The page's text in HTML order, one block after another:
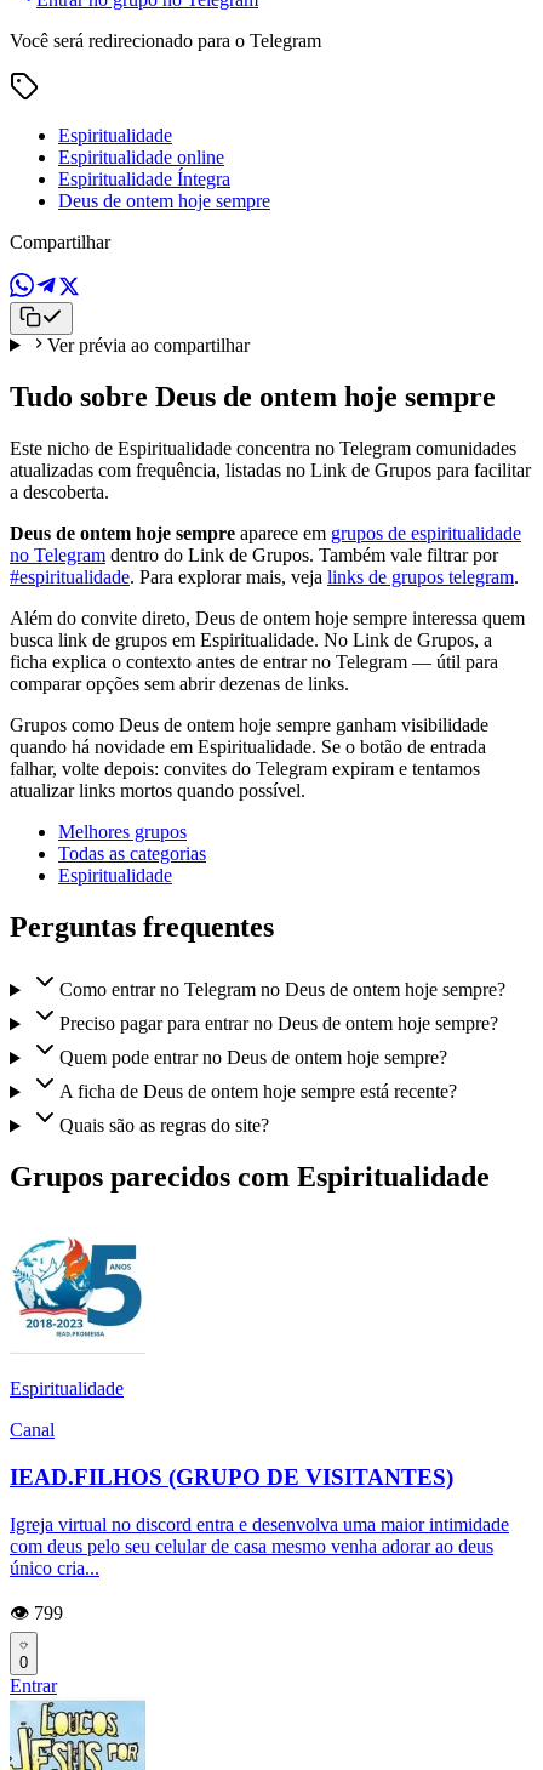
Você será redirecionado para o Telegram
Espiritualidade
Espiritualidade online
Espiritualidade Íntegra
Deus de ontem hoje sempre
Compartilhar
Ver prévia ao compartilhar
Tudo sobre Deus de ontem hoje sempre
Este nicho de Espiritualidade concentra no Telegram comunidades
atualizadas com frequência, listadas no Link de Grupos para facilitar
a descoberta.
Deus de ontem hoje sempre aparece em grupos de espiritualidade
no Telegram dentro do Link de Grupos. Também vale filtrar por
#espiritualidade. Para explorar mais, veja links de grupos telegram.
Além do convite direto, Deus de ontem hoje sempre interessa quem
busca link de grupos em Espiritualidade. No Link de Grupos, a
ficha explica o contexto antes de entrar no Telegram — útil para
comparar opções sem abrir dezenas de links.
Grupos como Deus de ontem hoje sempre ganham visibilidade
quando há novidade em Espiritualidade. Se o botão de entrada
falhar, volte depois: convites do Telegram expiram e tentamos
atualizar links mortos quando possível.
Melhores grupos
Todas as categorias
Espiritualidade
Perguntas frequentes
Como entrar no Telegram no Deus de ontem hoje sempre?
Preciso pagar para entrar no Deus de ontem hoje sempre?
Quem pode entrar no Deus de ontem hoje sempre?
A ficha de Deus de ontem hoje sempre está recente?
Quais são as regras do site?
Grupos parecidos com Espiritualidade
Espiritualidade
Canal
IEAD.FILHOS (GRUPO DE VISITANTES)
Igreja virtual no discord entra e desenvolva uma maior intimidade
com deus pelo seu celular de casa mesmo venha adorar ao deus
único cria...
👁️ 799
0
Entrar